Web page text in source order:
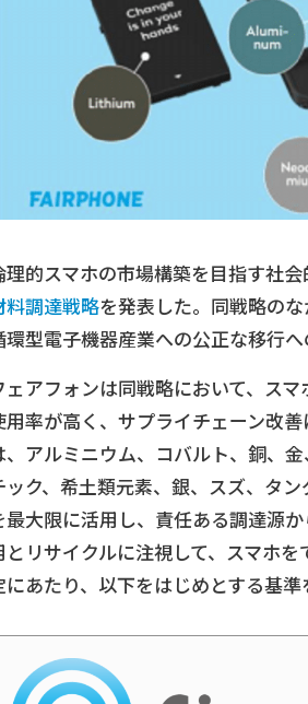
理的スマホの市場構築を目指す社
料調達戦略を発表した。同戦略の
環型電子機器産業への公正な移行へ
ェアフォンは同戦略において、ス
用率が高く、サプライチェーン改
、アルミニウム、コバルト、銅、
ック、希土類元素、銀、スズ、タ
最大限に活用し、責任ある調達源
とリサイクルに注視して、スマホ
にあたり、以下をはじめとする基準